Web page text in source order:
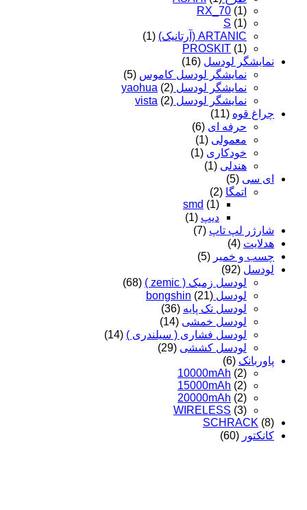
RX_70 (1)
S (1)
ARTANIC (آرتانیک)
(1)
PROSKIT (1)
نمایشگر لودسل (16)
نمایشگر لودسل کاموس (5)
نمایشگر لودسل yaohua (2)
نمایشگر لودسل vista (2)
چراغ قوه (11)
حرفه ای (6)
معمولی (1)
خودکاری (1)
هندلی (1)
ای سی (5)
اتمگا (2)
smd (1)
دیپ (1)
شارژر لپ تاپ (7)
هدلایت (4)
چسب و خمیر (5)
لودسل (92)
لودسل زمیک ( zemic )
(68)
لودسل bongshin (21)
لودسل تک پایه (36)
لودسل خمشی (14)
لودسل فشاری ( سیلندری ) (14)
لودسل کششی (29)
پاوربانک (6)
10000mAh (2)
15000mAh (2)
20000mAh (2)
WIRELESS (3)
SCHRACK (8)
کانکتور (60)